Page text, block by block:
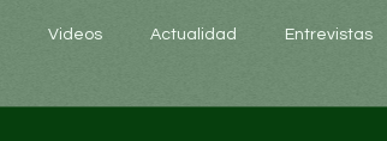
Videos Actualidad Entrevistas